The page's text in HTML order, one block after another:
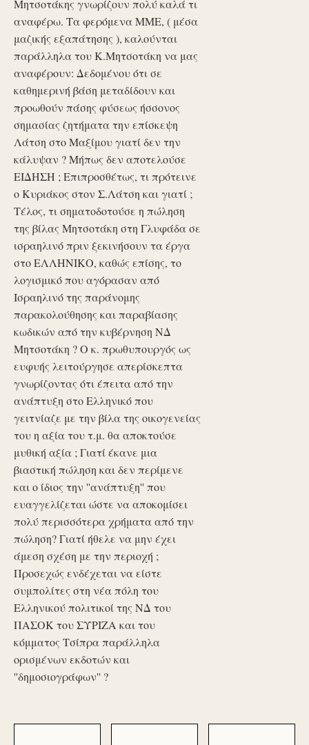
Μητσοτάκης γνωρίζουν πολύ καλά τι
αναφέρω. Τα φερόμενα ΜΜΕ, ( μέσα
μαζικής εξαπάτησης ), καλούνται
παράλληλα του Κ.Μητσοτάκη να μας
αναφέρουν: Δεδομένου ότι σε
καθημερινή βάση μεταδίδουν και
προωθούν πάσης φύσεως ήσσονος
σημασίας ζητήματα την επίσκεψη
Λάτση στο Μαξίμου γιατί δεν την
κάλυψαν ? Μήπως δεν αποτελούσε
ΕΙΔΗΣΗ ; Επιπροσθέτως, τι πρότεινε
ο Κυριάκος στον Σ.Λάτση και γιατί ;
Τέλος, τι σηματοδοτούσε η πώληση
της βίλας Μητσοτάκη στη Γλυφάδα σε
ισραηλινό πριν ξεκινήσουν τα έργα
στο ΕΛΛΗΝΙΚΟ, καθώς επίσης, το
λογισμικό που αγόρασαν από
Ισραηλινό της παράνομης
παρακολούθησης και παραβίασης
κωδικών από την κυβέρνηση ΝΔ
Μητσοτάκη ? Ο κ. πρωθυπουργός ως
ευφυής λειτούργησε απερίσκεπτα
γνωρίζοντας ότι έπειτα από την
ανάπτυξη στο Ελληνικό που
γειτνίαζε με την βίλα της οικογενείας
του η αξία του τ.μ. θα αποκτούσε
μυθική αξία ; Γιατί έκανε μια
βιαστική πώληση και δεν περίμενε
και ο ίδιος την ''ανάπτυξη'' που
ευαγγελίζεται ώστε να αποκομίσει
πολύ περισσότερα χρήματα από την
πώληση? Γιατί ήθελε να μην έχει
άμεση σχέση με την περιοχή ;
Προσεχώς ενδέχεται να είστε
συμπολίτες στη νέα πόλη του
Ελληνικού πολιτικοί της ΝΔ του
ΠΑΣΟΚ του ΣΥΡΙΖΑ και του
κόμματος Τσίπρα παράλληλα
ορισμένων εκδοτών και
''δημοσιογράφων'' ?